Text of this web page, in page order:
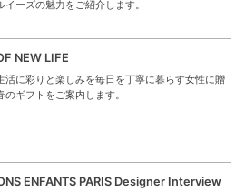
イーズの魅力をご紹介します。
NEW LIFE
活に彩りと楽しみを毎日を丁寧に暮らす女性に贈
のギフトをご案内します。
ENFANTS PARIS Designer Interview